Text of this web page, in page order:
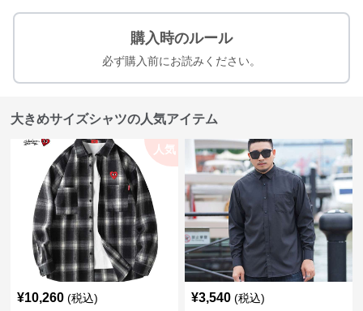
購入時のルール
必ず購入前にお読みください。
大きめサイズシャツの人気アイテム
人気
¥10,260 (税込) ¥3,540 (税込)